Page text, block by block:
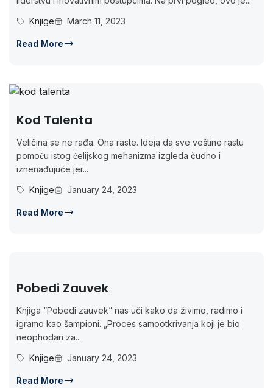
Knjige
March 11, 2023
Read More
Kod Talenta
Veličina se ne rađa. Ona raste. Ideja da sve veštine rastu
pomoću istog ćelijskog mehanizma izgleda čudno i
iznenađujuće jer...
Knjige
January 24, 2023
Read More
Pobedi Zauvek
Knjiga “Pobedi zauvek” nas uči kako da živimo, radimo i
igramo kao šampioni. „Proces samootkrivanja koji je bio
neophodan za...
Knjige
January 24, 2023
Read More